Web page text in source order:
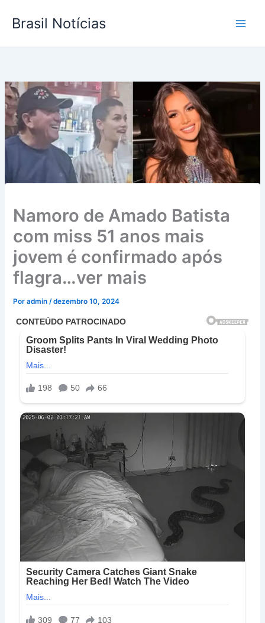
para
conteúdo
Brasil Notícias
Namoro de Amado Batista
com miss 51 anos mais
jovem é confirmado após
flagra…ver mais
Poradmin/dezembro 10, 2024